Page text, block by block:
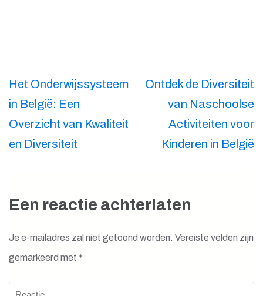
Berichtnavigatie
Het Onderwijssysteem
in België: Een
Overzicht van Kwaliteit
en Diversiteit
Ontdek de Diversiteit
van Naschoolse
Activiteiten voor
Kinderen in België
Een reactie achterlaten
Je e-mailadres zal niet getoond worden. Vereiste velden zijn
gemarkeerd met *
Reactie